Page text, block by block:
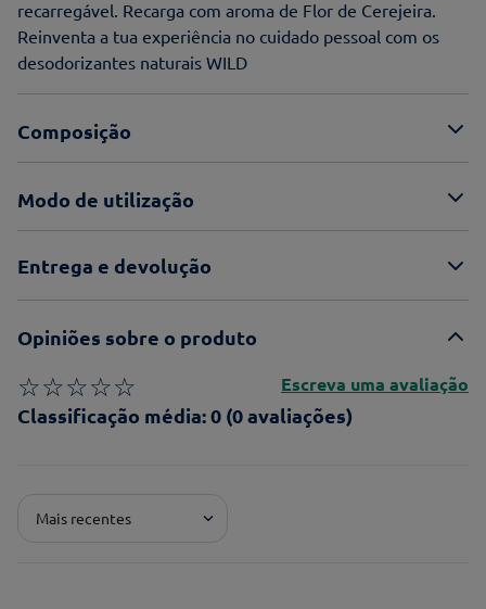
recarregável. Recarga com aroma de Flor de Cerejeira.
Reinventa a tua experiência no cuidado pessoal com os
desodorizantes naturais WILD
Composição
Modo de utilização
Entrega e devolução
Opiniões sobre o produto
☆☆☆☆☆
Classificação média: 0 (0 avaliações)
Escreva uma avaliação
Pontuação*
Mais recentes